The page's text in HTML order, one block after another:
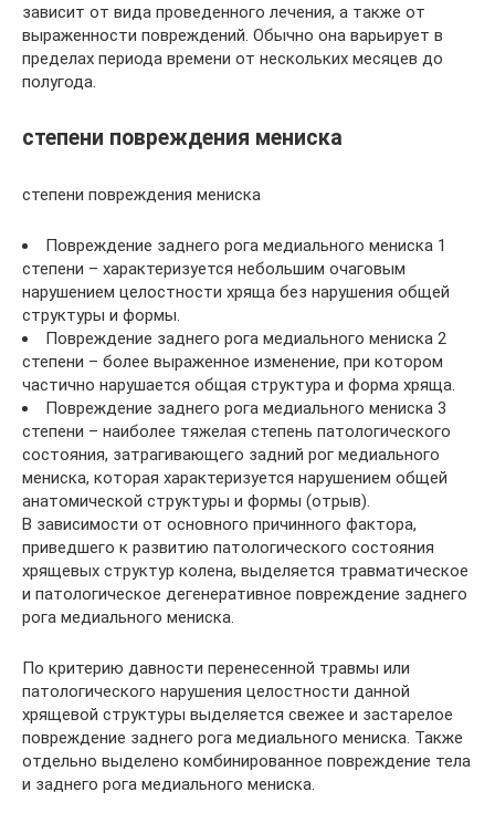
зависит от вида проведенного лечения, а также от
выраженности повреждений. Обычно она варьирует в
пределах периода времени от нескольких месяцев до
полугода.
степени повреждения мениска
степени повреждения мениска
Повреждение заднего рога медиального мениска 1
степени – характеризуется небольшим очаговым
нарушением целостности хряща без нарушения общей
структуры и формы.
Повреждение заднего рога медиального мениска 2
степени – более выраженное изменение, при котором
частично нарушается общая структура и форма хряща.
Повреждение заднего рога медиального мениска 3
степени – наиболее тяжелая степень патологического
состояния, затрагивающего задний рог медиального
мениска, которая характеризуется нарушением общей
анатомической структуры и формы (отрыв).
В зависимости от основного причинного фактора,
приведшего к развитию патологического состояния
хрящевых структур колена, выделяется травматическое
и патологическое дегенеративное повреждение заднего
рога медиального мениска.
По критерию давности перенесенной травмы или
патологического нарушения целостности данной
хрящевой структуры выделяется свежее и застарелое
повреждение заднего рога медиального мениска. Также
отдельно выделено комбинированное повреждение тела
и заднего рога медиального мениска.